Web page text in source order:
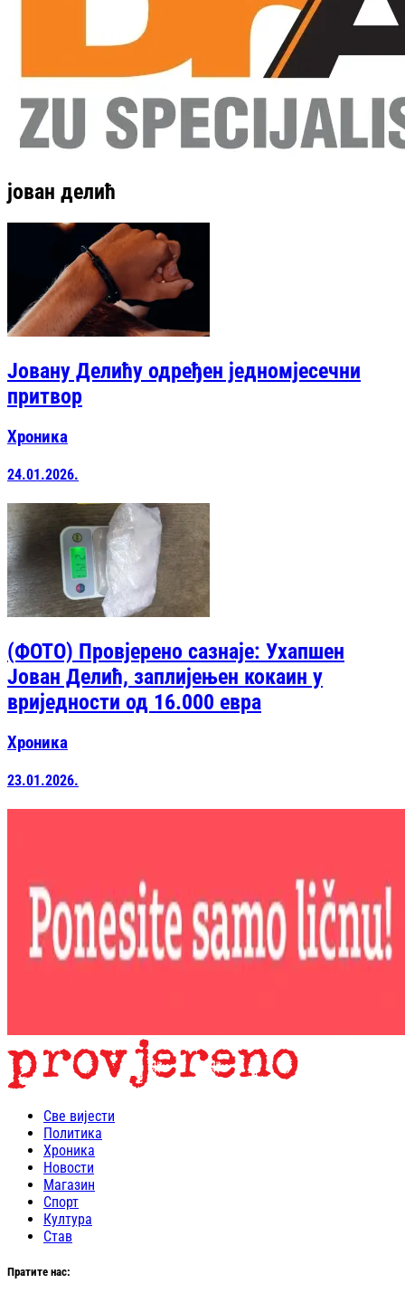
јован делић
Јовану Делићу одређен једномјесечни
притвор
Хроника
24.01.2026.
(ФОТО) Провјерено сазнаје: Ухапшен
Јован Делић, заплијењен кокаин у
вриједности од 16.000 евра
Хроника
23.01.2026.
Све вијести
Политика
Хроника
Новости
Магазин
Спорт
Култура
Став
Пратите нас: